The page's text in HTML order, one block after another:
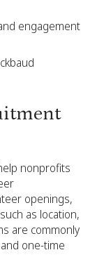
engagement
nonprofits
openings,
as location,
are commonly
one-time